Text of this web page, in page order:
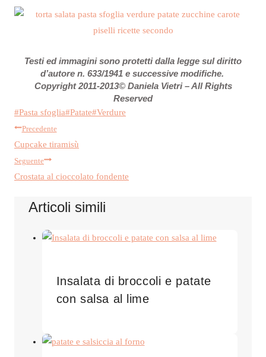
Testi ed immagini sono protetti dalla legge sul diritto
d’autore n. 633/1941 e successive modifiche.
Copyright 2011-2013© Daniela Vietri – All Rights
Reserved
Tag
articolo:
#Pasta sfoglia#Patate#Verdure
Navigazione
articoli
Precedente
Cupcake tiramisù
Seguente
Crostata al cioccolato fondente
Articoli simili
Insalata di broccoli e patate
con salsa al lime